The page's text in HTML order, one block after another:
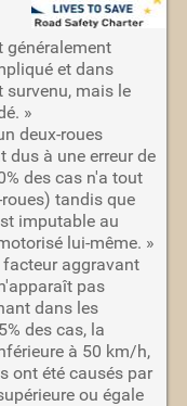
généralement
et dans
mais le
»
deux-roues
dus à une erreur de
des cas n'a tout
tandis que
imputable au
lui-même. »
aggravant
pas
dans les
des cas, la
à 50 km/h,
ont été causés par
ou égale